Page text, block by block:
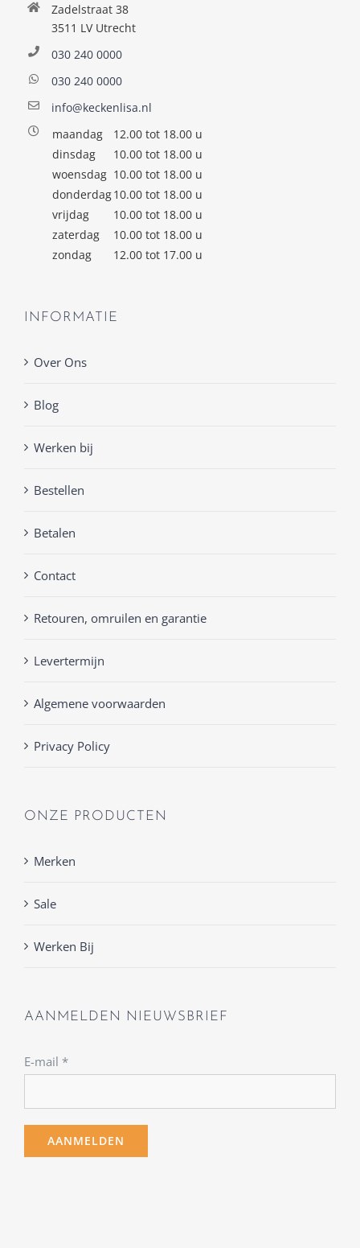
Zadelstraat 38
3511 LV Utrecht
030 240 0000
030 240 0000
info@keckenlisa.nl
maandag
12.00 tot 18.00 u
dinsdag
10.00 tot 18.00 u
woensdag 10.00 tot 18.00 u
donderdag10.00 tot 18.00 u
vrijdag
10.00 tot 18.00 u
zaterdag
10.00 tot 18.00 u
zondag
12.00 tot 17.00 u
INFORMATIE
Over Ons
Blog
Werken bij
Bestellen
Betalen
Contact
Retouren, omruilen en garantie
Levertermijn
Algemene voorwaarden
Privacy Policy
ONZE PRODUCTEN
Merken
Sale
Werken Bij
AANMELDEN NIEUWSBRIEF
E-mail *